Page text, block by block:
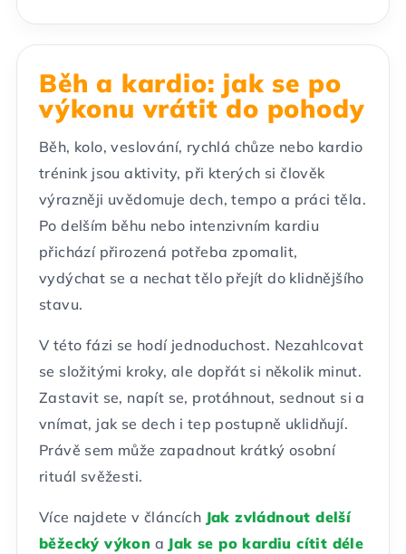
Běh a kardio: jak se po
výkonu vrátit do pohody
Běh, kolo, veslování, rychlá chůze nebo kardio
trénink jsou aktivity, při kterých si člověk
výrazněji uvědomuje dech, tempo a práci těla.
Po delším běhu nebo intenzivním kardiu
přichází přirozená potřeba zpomalit,
vydýchat se a nechat tělo přejít do klidnějšího
stavu.
V této fázi se hodí jednoduchost. Nezahlcovat
se složitými kroky, ale dopřát si několik minut.
Zastavit se, napít se, protáhnout, sednout si a
vnímat, jak se dech i tep postupně uklidňují.
Právě sem může zapadnout krátký osobní
rituál svěžesti.
Více najdete v článcích Jak zvládnout delší
běžecký výkon a Jak se po kardiu cítit déle